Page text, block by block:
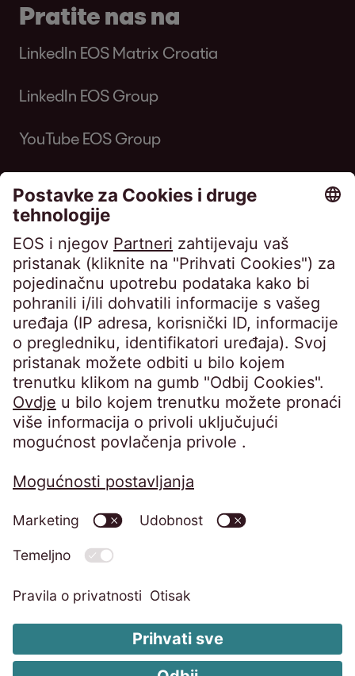
Pratite nas na
LinkedIn EOS Matrix Croatia
LinkedIn EOS Group
YouTube EOS Group
EOS MATRIX d.o.o. za poslovne usluge •
Horvatova ulica 82, Zagreb • Trgovački sud u
Zagrebu • OIB 76674680107 • MBS
080649671 • Privredna banka Zagreb d.d.,
IBAN: HR8423400091110398554 • Temeljni
kapital: 4.900,00 EUR, uplaćen u cijelosti •
Uprava: Barbara Cerinski, Bernhard
Melischnig, Ivana Žitnik
Impresum